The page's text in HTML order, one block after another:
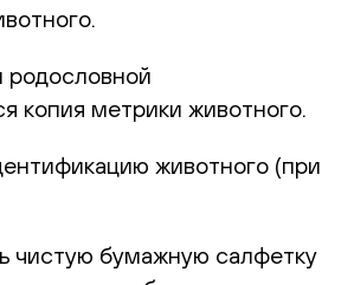
родословной
копия метрики животного.
животного (при
чистую бумажную салфетку